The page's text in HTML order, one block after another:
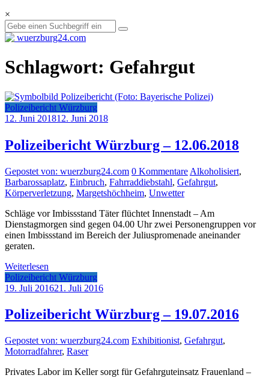
×
Schlagwort: Gefahrgut
Polizeibericht Würzburg
12. Juni 201812. Juni 2018
Polizeibericht Würzburg – 12.06.2018
Gepostet von: wuerzburg24.com 0 Kommentare Alkoholisiert,
Barbarossaplatz, Einbruch, Fahrraddiebstahl, Gefahrgut,
Körperverletzung, Margetshöchheim, Unwetter
Schläge vor Imbissstand Täter flüchtet Innenstadt – Am
Dienstagmorgen sind gegen 04.00 Uhr zwei Personengruppen vor
einen Imbissstand im Bereich der Juliuspromenade aneinander
geraten.
Weiterlesen
Polizeibericht Würzburg
19. Juli 201621. Juli 2016
Polizeibericht Würzburg – 19.07.2016
Gepostet von: wuerzburg24.com Exhibitionist, Gefahrgut,
Motorradfahrer, Raser
Privates Labor im Keller sorgt für Gefahrguteinsatz Frauenland –